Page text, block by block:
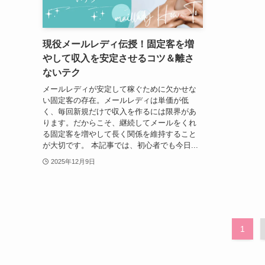
現役メールレディ伝授！固定客を増
やして収入を安定させるコツ＆離さ
ないテク
メールレディが安定して稼ぐために欠かせな
い固定客の存在。メールレディは単価が低
く、毎回新規だけで収入を作るには限界があ
ります。だからこそ、継続してメールをくれ
る固定客を増やして長く関係を維持すること
が大切です。 本記事では、初心者でも今日...
2025年12月9日
1